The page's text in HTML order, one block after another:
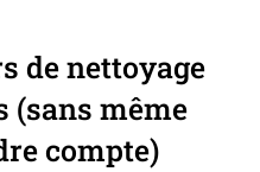
de nettoyage
(sans même
compte)